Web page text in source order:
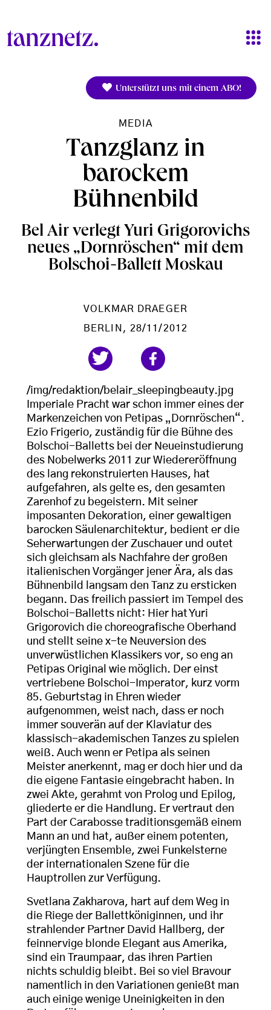
Unterstützt uns mit einem ABO!
MEDIA
Tanzglanz in
barockem
Bühnenbild
Bel Air verlegt Yuri Grigorovichs
neues „Dornröschen“ mit dem
Bolschoi-Ballett Moskau
VOLKMAR DRAEGER
BERLIN , 28/11/2012
/img/redaktion/belair_sleepingbeauty.jpg
Imperiale Pracht war schon immer eines der
Markenzeichen von Petipas „Dornröschen“.
Ezio Frigerio, zuständig für die Bühne des
Bolschoi-Balletts bei der Neueinstudierung
des Nobelwerks 2011 zur Wiedereröffnung
des lang rekonstruierten Hauses, hat
aufgefahren, als gelte es, den gesamten
Zarenhof zu begeistern. Mit seiner
imposanten Dekoration, einer gewaltigen
barocken Säulenarchitektur, bedient er die
Seherwartungen der Zuschauer und outet
sich gleichsam als Nachfahre der großen
italienischen Vorgänger jener Ära, als das
Bühnenbild langsam den Tanz zu ersticken
begann. Das freilich passiert im Tempel des
Bolschoi-Balletts nicht: Hier hat Yuri
Grigorovich die choreografische Oberhand
und stellt seine x-te Neuversion des
unverwüstlichen Klassikers vor, so eng an
Petipas Original wie möglich. Der einst
vertriebene Bolschoi-Imperator, kurz vorm
85. Geburtstag in Ehren wieder
aufgenommen, weist nach, dass er noch
immer souverän auf der Klaviatur des
klassisch-akademischen Tanzes zu spielen
weiß. Auch wenn er Petipa als seinen
Meister anerkennt, mag er doch hier und da
die eigene Fantasie eingebracht haben. In
zwei Akte, gerahmt von Prolog und Epilog,
gliederte er die Handlung. Er vertraut den
Part der Carabosse traditionsgemäß einem
Mann an und hat, außer einem potenten,
verjüngten Ensemble, zwei Funkelsterne
der internationalen Szene für die
Hauptrollen zur Verfügung.
Svetlana Zakharova, hart auf dem Weg in
die Riege der Ballettköniginnen, und ihr
strahlender Partner David Hallberg, der
feinnervige blonde Elegant aus Amerika,
sind ein Traumpaar, das ihren Partien
nichts schuldig bleibt. Bei so viel Bravour
namentlich in den Variationen genießt man
auch einige wenige Uneinigkeiten in den